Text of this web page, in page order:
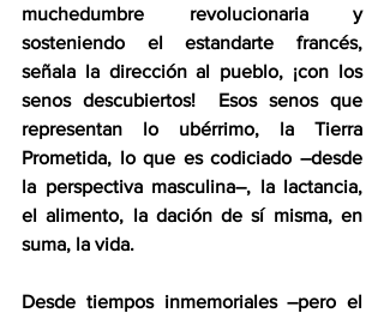
muchedumbre revolucionaria y
sosteniendo el estandarte francés,
señala la dirección al pueblo, ¡con los
senos descubiertos!  Esos senos que
representan lo ubérrimo, la Tierra
Prometida, lo que es codiciado –desde
la perspectiva masculina–, la lactancia,
el alimento, la dación de sí misma, en
suma, la vida.
Desde tiempos inmemoriales –pero el